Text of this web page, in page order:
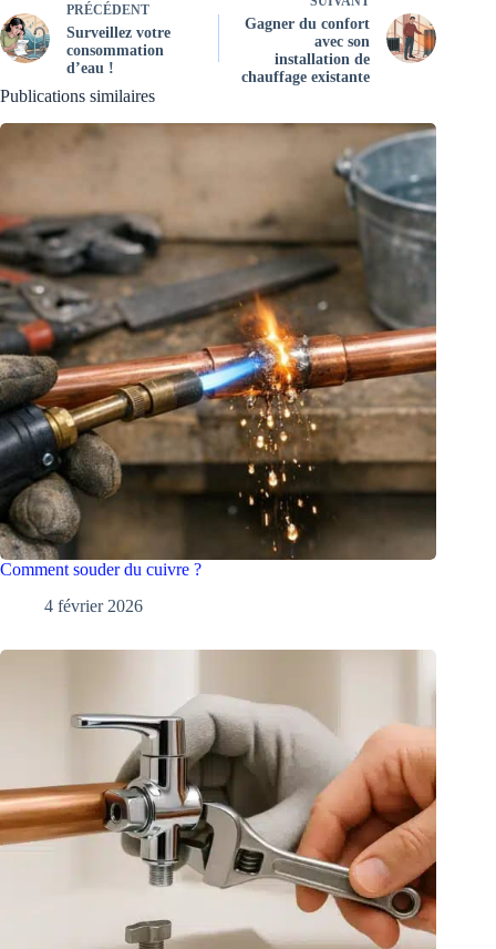
PRÉCÉDENT
Surveillez votre
consommation
d’eau !
Gagner du confort
avec son
installation de
chauffage existante
Publications similaires
Comment souder du cuivre ?
4 février 2026